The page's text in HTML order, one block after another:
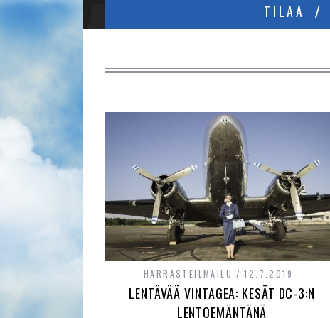
TILAA
HARRASTEILMAILU 12.7.2019
LENTÄVÄÄ VINTAGEA: KESÄT DC-3:N
LENTOEMÄNTÄNÄ